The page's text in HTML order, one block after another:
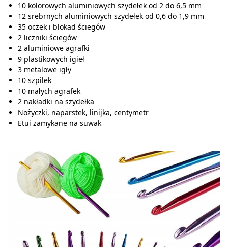
10 kolorowych aluminiowych szydełek od 2 do 6,5 mm
12 srebrnych aluminiowych szydełek od 0,6 do 1,9 mm
35 oczek i blokad ściegów
2 liczniki ściegów
2 aluminiowe agrafki
9 plastikowych igieł
3 metalowe igły
10 szpilek
10 małych agrafek
2 nakładki na szydełka
Nożyczki, naparstek, linijka, centymetr
Etui zamykane na suwak